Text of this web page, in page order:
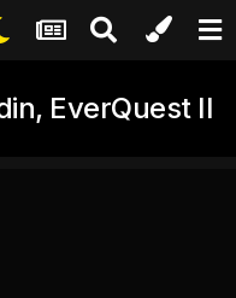
EverQuest II